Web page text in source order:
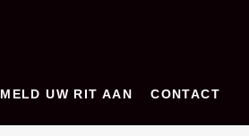
MELD UW RIT AAN CONTACT